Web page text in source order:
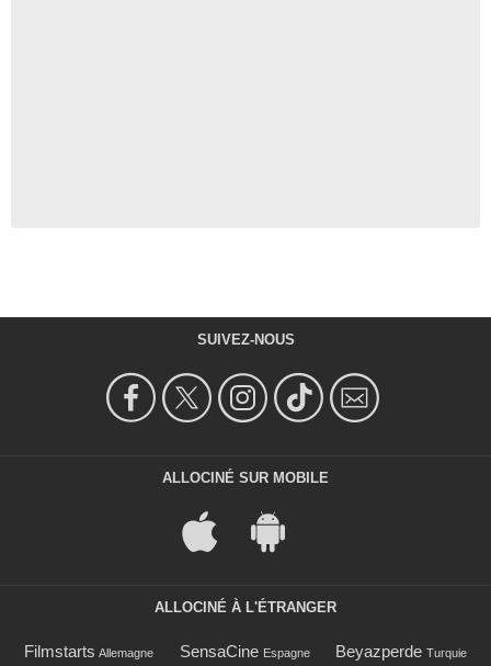
SUIVEZ-NOUS
ALLOCINÉ SUR MOBILE
ALLOCINÉ À L'ÉTRANGER
Filmstarts Allemagne SensaCine Espagne Beyazperde Turquie